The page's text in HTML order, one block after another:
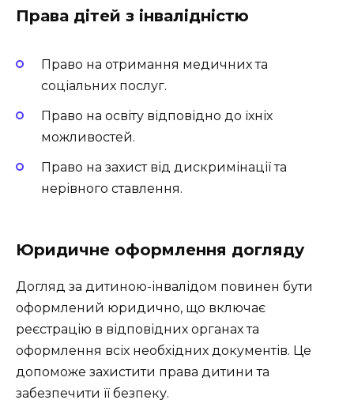
Права дітей з інвалідністю
Право на отримання медичних та
соціальних послуг.
Право на освіту відповідно до їхніх
можливостей.
Право на захист від дискримінації та
нерівного ставлення.
Юридичне оформлення догляду
Догляд за дитиною-інвалідом повинен бути
оформлений юридично, що включає
реєстрацію в відповідних органах та
оформлення всіх необхідних документів. Це
допоможе захистити права дитини та
забезпечити її безпеку.